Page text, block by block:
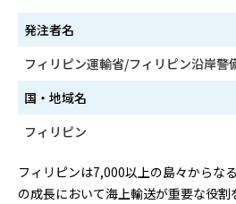
発注者名
フィリピン運輸省/フィリピン沿岸警
国・地域名
フィリピン
フィリピンは7,000以上の島々からな
の成長において海上輸送が重要な役